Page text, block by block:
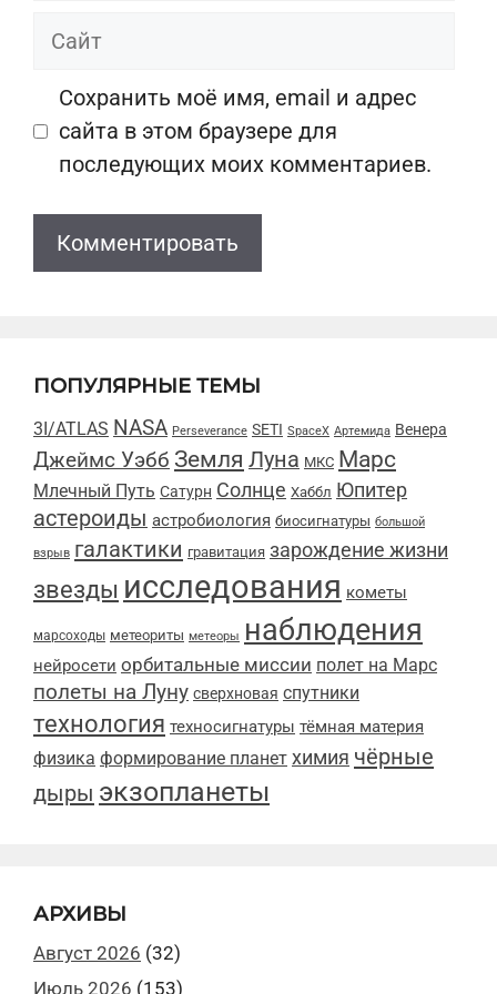
Сайт
Сохранить моё имя, email и адрес
сайта в этом браузере для
последующих моих комментариев.
ПОПУЛЯРНЫЕ ТЕМЫ
3I/ATLAS NASA Perseverance SETI SpaceX Артемида Венера
Джеймс Уэбб Земля Луна МКС Марс
Млечный Путь Сатурн Солнце Хаббл Юпитер
астероиды астробиология биосигнатуры большой
взрыв галактики гравитация зарождение жизни
звезды исследования кометы
марсоходы метеориты метеоры наблюдения
нейросети орбитальные миссии полет на Марс
полеты на Луну сверхновая спутники
технология техносигнатуры тёмная материя
физика формирование планет химия чёрные
дыры экзопланеты
АРХИВЫ
Август 2026 (32)
Июль 2026 (153)